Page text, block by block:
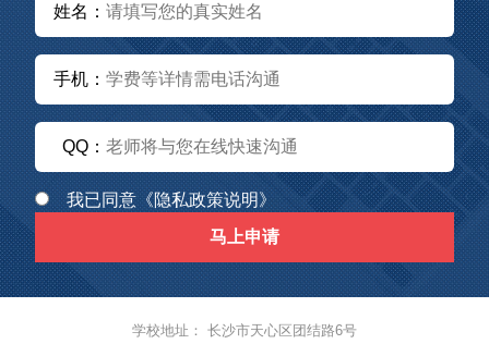
姓名：
手机：
QQ：
我已同意《隐私政策说明》
马上申请
学校地址： 长沙市天心区团结路6号